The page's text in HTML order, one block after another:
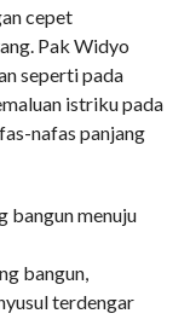
cepet
Pak Widyo
seperti pada
istriku pada
nafas panjang
bangun menuju
bangun,
terdengar